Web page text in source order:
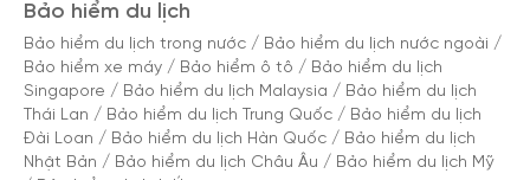
Bảo hiểm du lịch
Bảo hiểm du lịch trong nước / Bảo hiểm du lịch nước ngoài /
Bảo hiểm xe máy / Bảo hiểm ô tô / Bảo hiểm du lịch
Singapore / Bảo hiểm du lịch Malaysia / Bảo hiểm du lịch
Thái Lan / Bảo hiểm du lịch Trung Quốc / Bảo hiểm du lịch
Đài Loan / Bảo hiểm du lịch Hàn Quốc / Bảo hiểm du lịch
Nhật Bản / Bảo hiểm du lịch Châu Âu / Bảo hiểm du lịch Mỹ